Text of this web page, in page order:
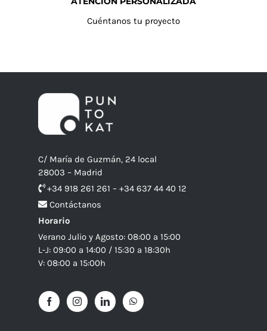
Cuéntanos tu proyecto
C/ María de Guzmán, 24 local
28003 – Madrid
+34 918 261 261 – +34 637 44 40 12
Contáctanos
Horario
Verano Julio y Agosto: 08:00 a 15:00
L-J: 09:00 a 14:00 / 15:30 a 18:30h
V: 08:00 a 15:00h